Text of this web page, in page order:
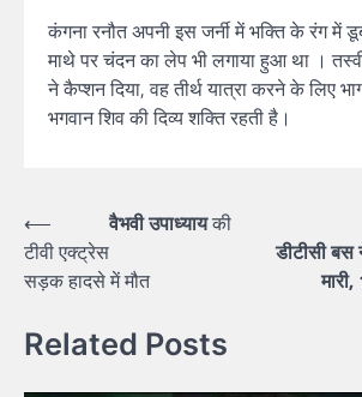
कंगना रनौत अपनी इस जर्नी में भक्ति के रंग में
माथे पर चंदन का लेप भी लगाया हुआ था ।
ने कैप्शन दिया, वह तीर्थ यात्रा करने के लिए
भगवान शिव की दिव्य शक्ति रहती है।
⟵
टीवी एक्ट्रेस
वैभवी उपाध्यायकी
सड़क हादसे में मौत
डीटीसी
Related Posts